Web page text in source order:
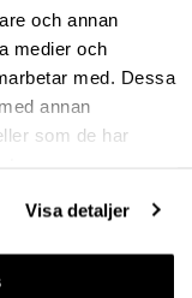
och annan
medier och
med. Dessa
annan
som de har
Visa detaljer